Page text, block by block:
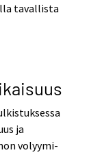
tavallista
ja
volyymi-